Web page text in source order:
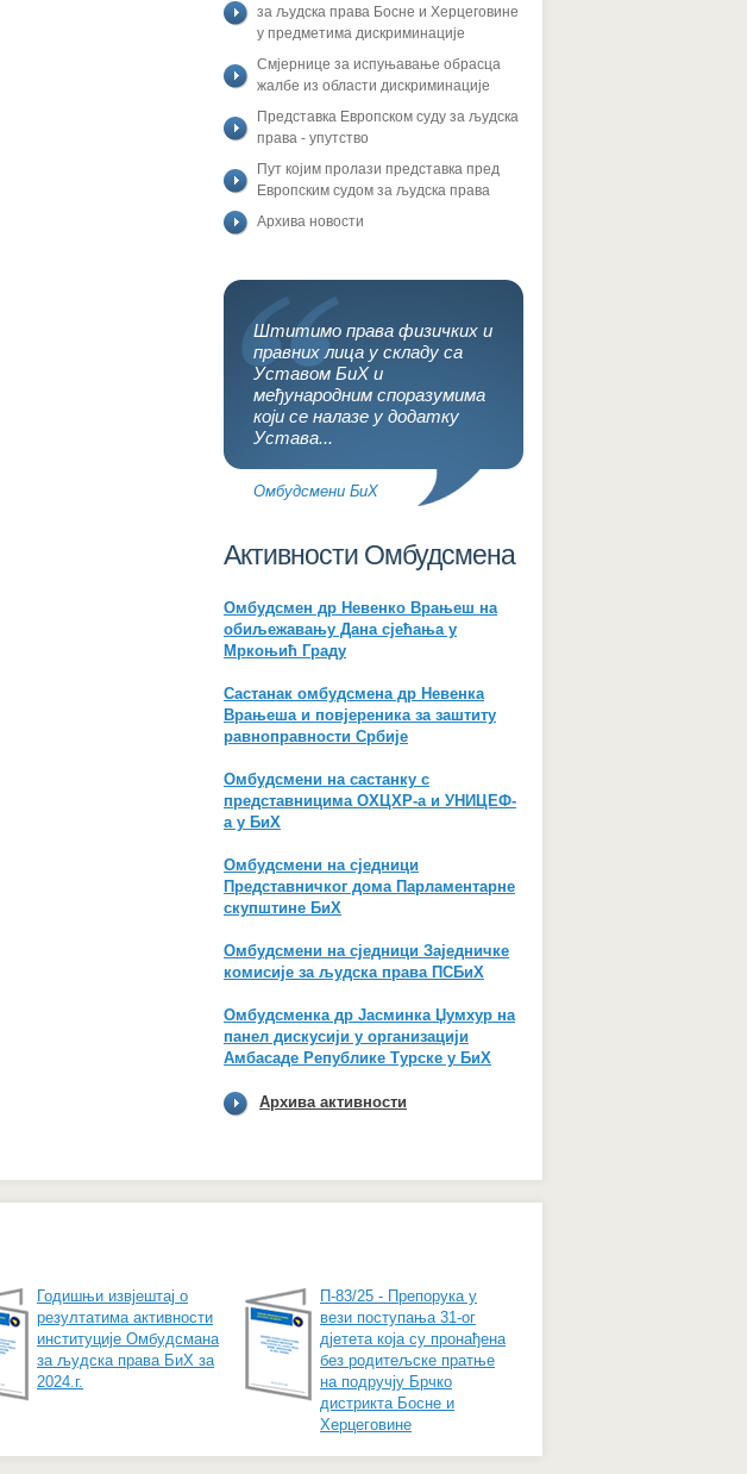
за људска права Босне и Херцеговине
у предметима дискриминације
Смјернице за испуњавање обрасца
жалбе из области дискриминације
Представка Европском суду за људска
права - упутство
Пут којим пролази представка пред
Европским судом за људска права
Архива новости
Штитимо права физичких и
правних лица у складу са
Уставом БиХ и
међународним споразумима
који се налазе у додатку
Устава...
Омбудсмени БиХ
Активности Омбудсмена
Омбудсмен др Невенко Врањеш на
обиљежавању Дана сјећања у
Мркоњић Граду
Састанак омбудсмена др Невенка
Врањеша и повјереника за заштиту
равноправности Србије
Омбудсмени на састанку с
представницима ОХЦХР-а и УНИЦЕФ-
а у БиХ
Омбудсмени на сједници
Представничког дома Парламентарне
скупштине БиХ
Омбудсмени на сједници Заједничке
комисије за људска права ПСБиХ
Омбудсменка др Јасминка Џумхур на
панел дискусији у организацији
Амбасаде Републике Турске у БиХ
Архива активности
Годишњи извјештај о
резултатима активности
институције Омбудсмана
за људска права БиХ за
2024.г.
П-83/25 - Препорука у
вези поступања 31-ог
дјетета која су пронађена
без родитељске пратње
на подручју Брчко
дистрикта Босне и
Херцеговине